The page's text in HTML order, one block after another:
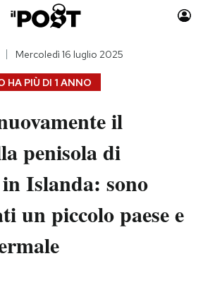
Auto
Moda
Consumismi
Storie/Idee
Media
HA PIÙ DI 1 ANNO
Mercoledì 16 luglio 2025
il
penisola di
Islanda: sono
un piccolo paese e